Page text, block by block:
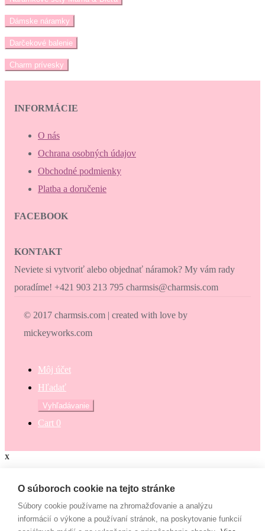
Dámske náramky
Darčekové balenie
Charm prívesky
INFORMÁCIE
O nás
Ochrana osobných údajov
Obchodné podmienky
Platba a doručenie
FACEBOOK
KONTAKT
Neviete si vytvoriť alebo objednať náramok? My vám rady
poradíme! +421 903 213 795 charmsis@charmsis.com
© 2017 charmsis.com | created with love by
mickeyworks.com
Môj účet
Hľadať
Hľadať:
Vyhľadávanie
Cart 0
x
Zaokrúhli svoj nákup
Zaokrúhli svoj nákup a prispej na dobrú vec. Občianske združenie
Mamy v pohybe pomáha osamelým mamám, ktoré nemajú to šťastie
O súboroch cookie na tejto stránke
Súbory cookie používame na zhromažďovanie a analýzu
informácií o výkone a používaní stránok, na poskytovanie funkcií